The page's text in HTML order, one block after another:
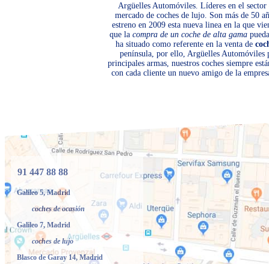
Argüelles Automóviles. Líderes en el
mercado de coches de lujo. Son más de 50
estreno en 2009 esta nueva linea en la que
que la compra de un coche de alta gama
ha situado como referente en la venta de
península, por ello, Argüelles Automóviles
principales armas, nuestros coches siempre
con cada cliente un nuevo amigo de la
91 447 88 88
Galileo 5, Madrid
coches de ocasión
Galileo 7, Madrid
coches de lujo
Blasco de Garay 14, Madrid